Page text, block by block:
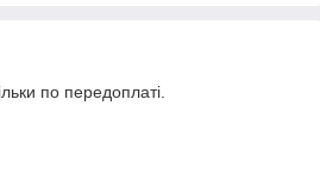
по передоплаті.